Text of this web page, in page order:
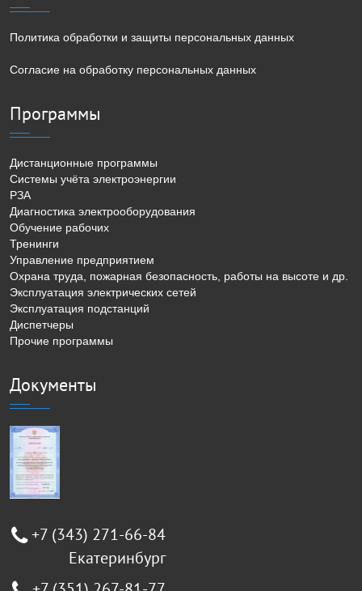
Политика обработки и защиты персональных данных
Согласие на обработку персональных данных
Программы
Дистанционные программы
Системы учёта электроэнергии
РЗА
Диагностика электрооборудования
Обучение рабочих
Тренинги
Управление предприятием
Охрана труда, пожарная безопасность, работы на высоте и др.
Эксплуатация электрических сетей
Эксплуатация подстанций
Диспетчеры
Прочие программы
Документы
+7 (343) 271-66-84
Екатеринбург